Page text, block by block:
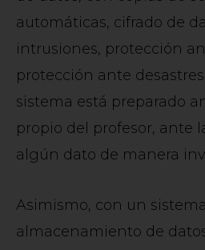
automáticas, cifrado de
intrusiones, protección
protección ante
sistema está preparado
propio del profesor, ante
algún dato de manera
Asimismo, con un
almacenamiento de